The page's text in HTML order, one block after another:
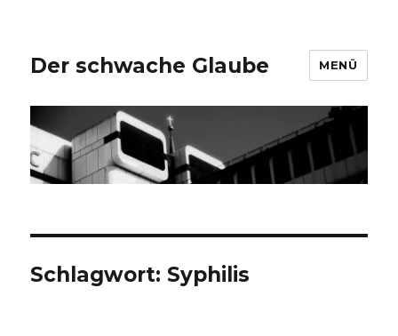
Der schwache Glaube MENÜ
Schlagwort: Syphilis